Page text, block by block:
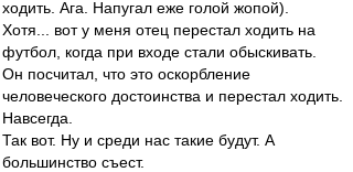
ходить. Ага. Напугал еже голой жопой).
Хотя... вот у меня отец перестал ходить на
футбол, когда при входе стали обыскивать.
Он посчитал, что это оскорбление
человеческого достоинства и перестал ходить.
Навсегда.
Так вот. Ну и среди нас такие будут. А
большинство съест.